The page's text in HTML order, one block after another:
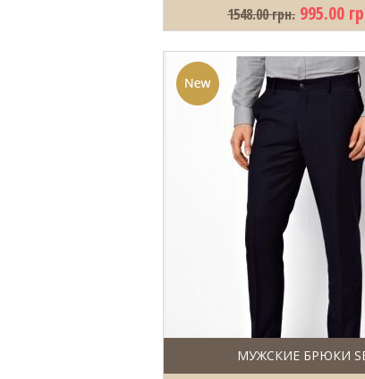
1548.00 грн. 995.00
МУЖСКИЕ БРЮКИ